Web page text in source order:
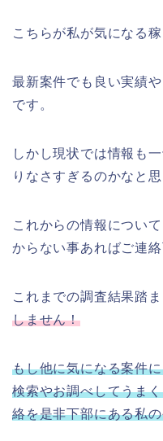
こちらが私が気になる
最新案件でも良い実績
です。
しかし現状では情報も
りなさすぎるのかなと思
これからの情報につい
からない事あればご連絡
これまでの調査結果踏
しません！
もし他に気になる案件
検索やお調べしてうま
絡を是非下部にある私